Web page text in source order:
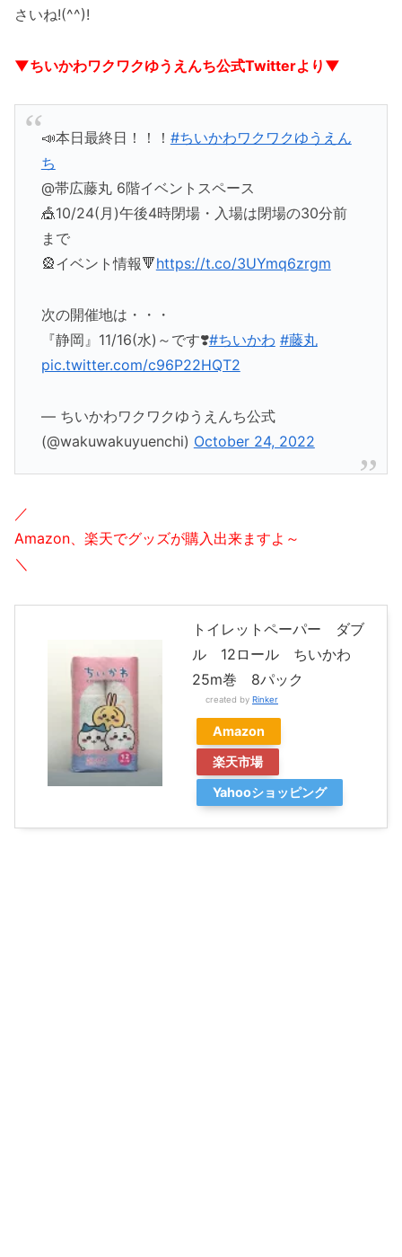
さいね!(^^)!
▼ちいかわワクワクゆうえんち公式Twitterより▼
📣本日最終日！！！ #ちいかわワクワクゆうえん
ち
@帯広藤丸 6階イベントスペース
🎪10/24(月)午後4時閉場・入場は閉場の30分前
まで
🎡イベント情報🔻https://t.co/3UYmq6zrgm
次の開催地は・・・
『静岡』11/16(水)～です❣️#ちいかわ #藤丸
pic.twitter.com/c96P22HQT2
— ちいかわワクワクゆうえんち公式
(@wakuwakuyuenchi) October 24, 2022
／
Amazon、楽天でグッズが購入出来ますよ～
＼
トイレットペーパー ダブ
ル 12ロール ちいかわ
25m巻 8パック
created by Rinker
Amazon
楽天市場
Yahooショッピング